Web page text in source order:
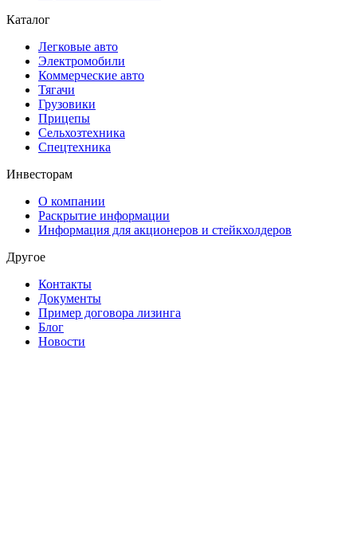
Каталог
Легковые авто
Электромобили
Коммерческие авто
Тягачи
Грузовики
Прицепы
Сельхозтехника
Спецтехника
Инвесторам
О компании
Раскрытие информации
Информация для акционеров и стейкхолдеров
Другое
Контакты
Документы
Пример договора лизинга
Блог
Новости